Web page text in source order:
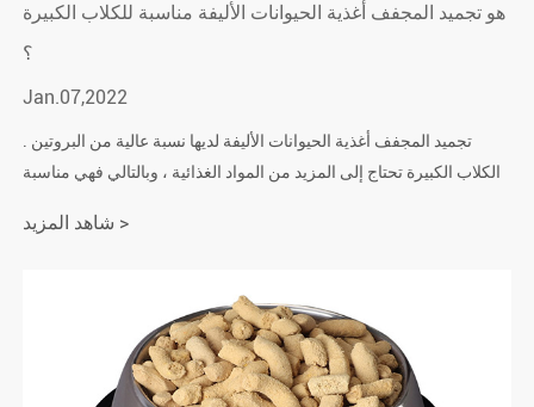
هو تجميد المجفف أغذية الحيوانات الأليفة مناسبة للكلاب الكبيرة
؟
Jan.07,2022
تجميد المجفف أغذية الحيوانات الأليفة لديها نسبة عالية من البروتين .
الكلاب الكبيرة تحتاج إلى المزيد من المواد الغذائية ، وبالتالي فهي مناسبة
شاهد المزيد >